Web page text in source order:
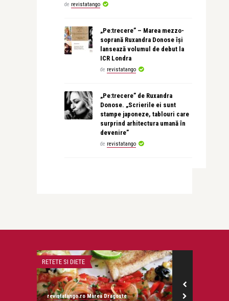
de revistatango
„Pe:trecere” – Marea mezzo-
soprană Ruxandra Donose își
lansează volumul de debut la
ICR Londra
de revistatango
„Pe:trecere” de Ruxandra
Donose. „Scrierile ei sunt
stampe japoneze, tablouri care
surprind arhitectura umană în
devenire”
de revistatango
Marea Dragoste
MONEYCHAT
revistatango.ro Marea Dragoste